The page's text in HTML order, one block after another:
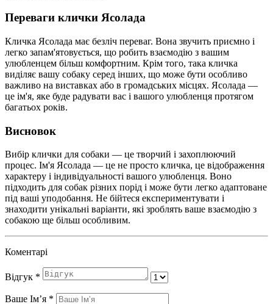
Переваги клички Ясолада
Кличка Ясолада має безліч переваг. Вона звучить приємно і
легко запам'ятовується, що робить взаємодію з вашим
улюбленцем більш комфортним. Крім того, така кличка
виділяє вашу собаку серед інших, що може бути особливо
важливо на виставках або в громадських місцях. Ясолада —
це ім'я, яке буде радувати вас і вашого улюбленця протягом
багатьох років.
Висновок
Вибір клички для собаки — це творчий і захоплюючий
процес. Ім'я Ясолада — це не просто кличка, це відображення
характеру і індивідуальності вашого улюбленця. Воно
підходить для собак різних порід і може бути легко адаптоване
під ваші уподобання. Не бійтеся експериментувати і
знаходити унікальні варіанти, які зроблять ваше взаємодію з
собакою ще більш особливим.
Коментарі
Відгук *
Ваше Імʼя *